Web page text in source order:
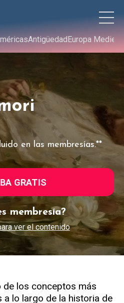
AntigüedadEuropa
en las membresías.**
GRATIS
membresía?
ver el contenido
de los conceptos más
lo largo de la historia de